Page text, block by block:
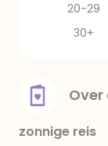
20-29
30+
zonnige reis